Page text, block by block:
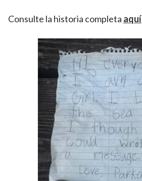
Consulte la historia completa aquí